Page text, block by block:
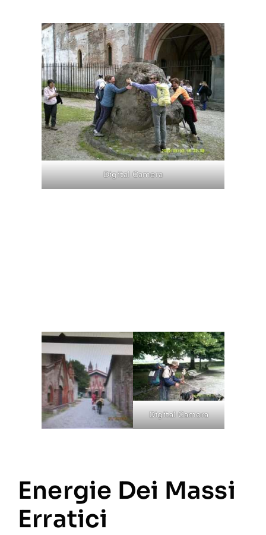
Digital Camera
Digital Camera
Energie Dei Massi
Erratici